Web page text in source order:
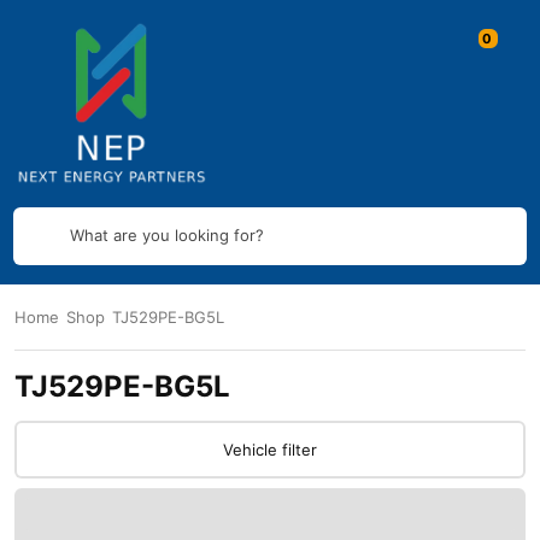
What are you looking for?
Home Shop TJ529PE-BG5L
TJ529PE-BG5L
Vehicle filter